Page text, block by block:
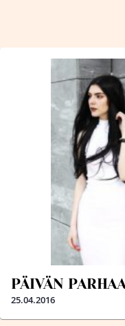
PÄIVÄN
25.04.2016